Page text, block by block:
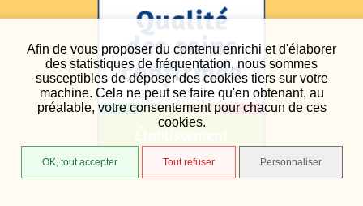
Afin de vous proposer du contenu enrichi et d'élaborer
des statistiques de fréquentation, nous sommes
susceptibles de déposer des cookies tiers sur votre
machine. Cela ne peut se faire qu'en obtenant, au
préalable, votre consentement pour chacun de ces
cookies.
OK, tout accepter Tout refuser Personnaliser